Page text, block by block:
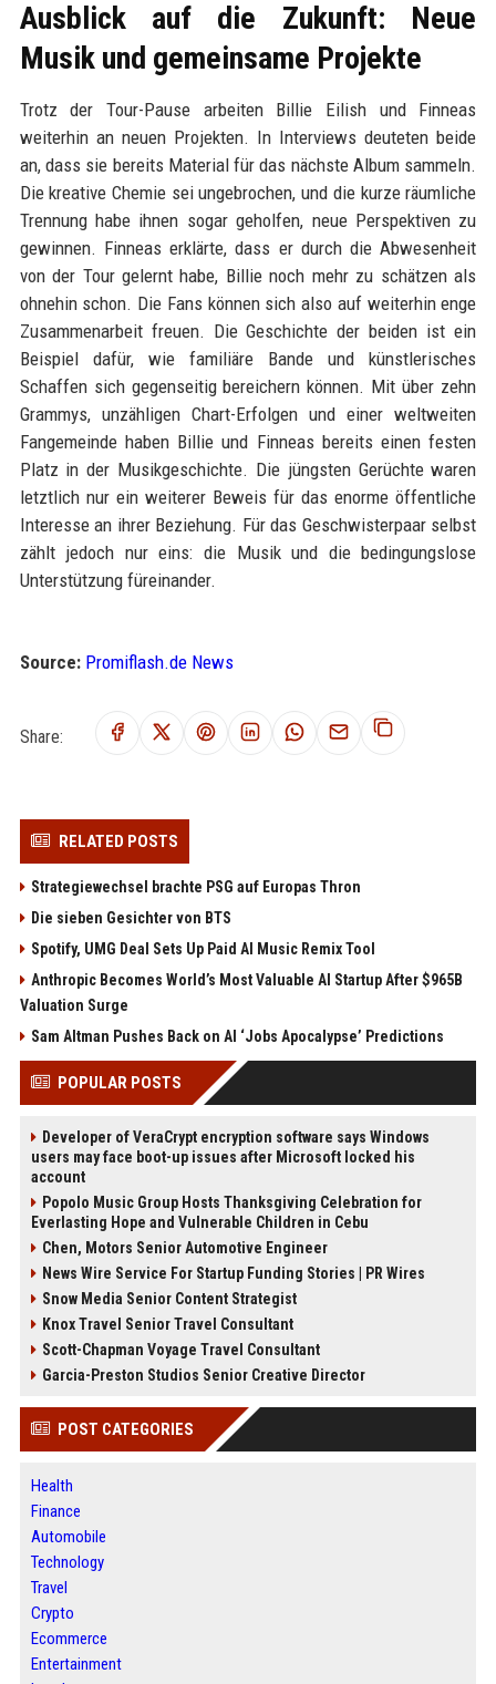
Ausblick auf die Zukunft: Neue
Musik und gemeinsame Projekte
Trotz der Tour-Pause arbeiten Billie Eilish und Finneas
weiterhin an neuen Projekten. In Interviews deuteten beide
an, dass sie bereits Material für das nächste Album sammeln.
Die kreative Chemie sei ungebrochen, und die kurze räumliche
Trennung habe ihnen sogar geholfen, neue Perspektiven zu
gewinnen. Finneas erklärte, dass er durch die Abwesenheit
von der Tour gelernt habe, Billie noch mehr zu schätzen als
ohnehin schon. Die Fans können sich also auf weiterhin enge
Zusammenarbeit freuen. Die Geschichte der beiden ist ein
Beispiel dafür, wie familiäre Bande und künstlerisches
Schaffen sich gegenseitig bereichern können. Mit über zehn
Grammys, unzähligen Chart-Erfolgen und einer weltweiten
Fangemeinde haben Billie und Finneas bereits einen festen
Platz in der Musikgeschichte. Die jüngsten Gerüchte waren
letztlich nur ein weiterer Beweis für das enorme öffentliche
Interesse an ihrer Beziehung. Für das Geschwisterpaar selbst
zählt jedoch nur eins: die Musik und die bedingungslose
Unterstützung füreinander.
Source: Promiflash.de News
Share:
RELATED POSTS
Strategiewechsel brachte PSG auf Europas Thron
Die sieben Gesichter von BTS
Spotify, UMG Deal Sets Up Paid AI Music Remix Tool
Anthropic Becomes World’s Most Valuable AI Startup After $965B
Valuation Surge
Sam Altman Pushes Back on AI ‘Jobs Apocalypse’ Predictions
POPULAR POSTS
Developer of VeraCrypt encryption software says Windows
users may face boot-up issues after Microsoft locked his
account
Popolo Music Group Hosts Thanksgiving Celebration for
Everlasting Hope and Vulnerable Children in Cebu
Chen, Motors Senior Automotive Engineer
News Wire Service For Startup Funding Stories | PR Wires
Snow Media Senior Content Strategist
Knox Travel Senior Travel Consultant
Scott-Chapman Voyage Travel Consultant
Garcia-Preston Studios Senior Creative Director
POST CATEGORIES
Health
Finance
Automobile
Technology
Travel
Crypto
Ecommerce
Entertainment